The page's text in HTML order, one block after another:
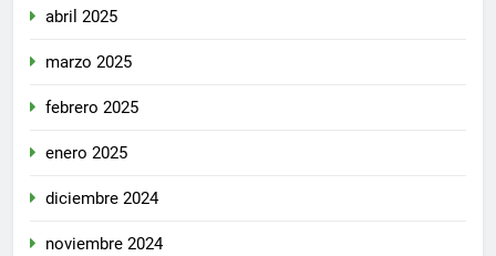
abril 2025
marzo 2025
febrero 2025
enero 2025
diciembre 2024
noviembre 2024